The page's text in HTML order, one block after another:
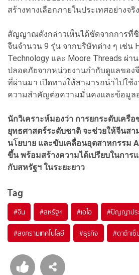
สร้างทางเลือกภายในประเทศอย่างจริ
สัญญาณดังกล่าวเห็นได้ชัดจากการที่
จีนจำนวน 9 รุ่น จากบริษัทต่าง ๆ เช่น
Technology และ Moore Threads ผ่
ปลอดภัยจากหน่วยงานกำกับดูแลของ
ที่ผ่านมา เปิดทางให้สามารถนำไปใช้
ความสำคัญต่อความมั่นคงและข้อมูล
นักวิเคราะห์มองว่า การยกระดับเครื
ยุทธศาสตร์ระดับชาติ จะช่วยให้จีนส
นโยบาย และขับเคลื่อนอุตสาหกรรม
ขึ้น พร้อมสร้างความได้เปรียบในการ
กับสหรัฐฯ ในระยะยาว
Tag
#จีน #สหรัฐฯ #เอไอ #ปัญญาปร
#สงครามเทคโนโลยี #ธุรกิจ #ดาต้าเซ็